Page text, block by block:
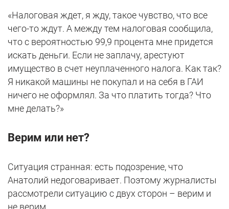
«Налоговая ждет, я жду, такое чувство, что все
чего-то ждут. А между тем налоговая сообщила,
что с вероятностью 99,9 процента мне придется
искать деньги. Если не заплачу, арестуют
имущество в счет неуплаченного налога. Как так?
Я никакой машины не покупал и на себя в ГАИ
ничего не оформлял. За что платить тогда? Что
мне делать?»
Верим или нет?
Ситуация странная: есть подозрение, что
Анатолий недоговаривает. Поэтому журналисты
рассмотрели ситуацию с двух сторон – верим и
не верим.